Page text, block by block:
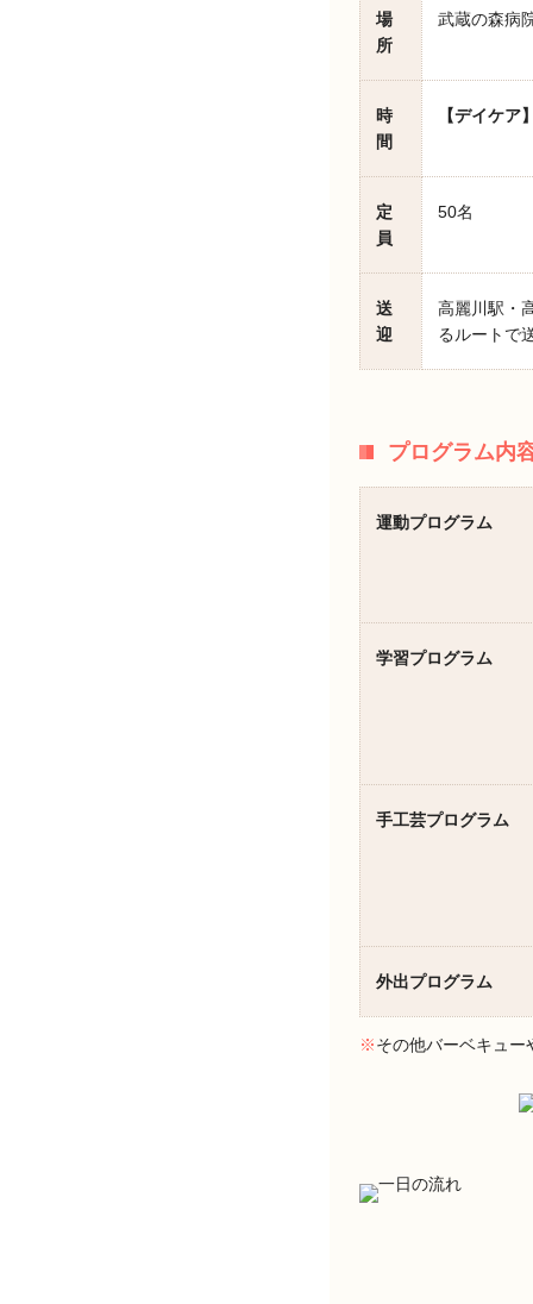
場
所
武蔵の森病
時
間
【デイケア
定
員
50名
送
迎
高麗川駅・
るルートで
プログラム内
運動プログラム
学習プログラム
手工芸プログラム
外出プログラム
※その他バーベキュー